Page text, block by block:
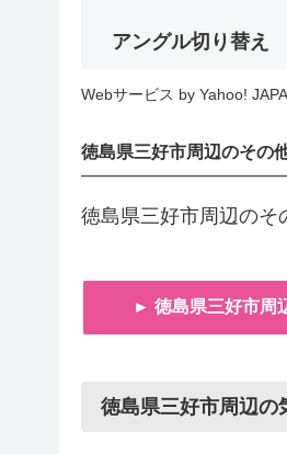
アングル切り替え
Webサービス by Yahoo!
徳島県三好市周辺のその
徳島県三好市周辺のそ
► 徳島県三好市周
徳島県三好市周辺の